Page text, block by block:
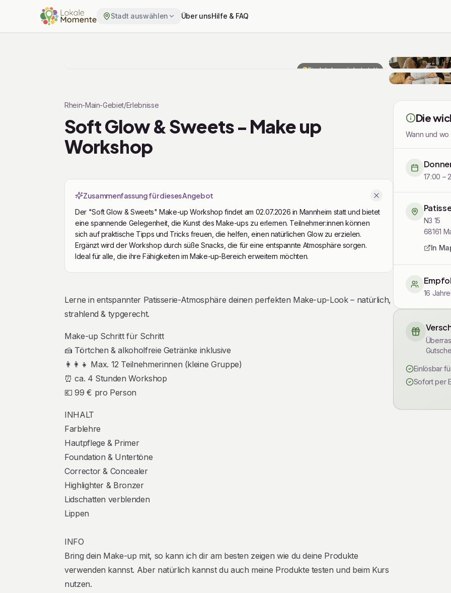
Stadt auswählen Über unsHilfe & FAQ
Findet demnächst statt
Rhein-Main-Gebiet/Erlebnisse
Soft Glow & Sweets - Make up
Workshop
Zusammenfassung für dieses Angebot
Der "Soft Glow & Sweets" Make-up Workshop findet am 02.07.2026 in Mannheim statt und bietet
eine spannende Gelegenheit, die Kunst des Make-ups zu erlernen. Teilnehmer:innen können
sich auf praktische Tipps und Tricks freuen, die helfen, einen natürlichen Glow zu erzielen.
Ergänzt wird der Workshop durch süße Snacks, die für eine entspannte Atmosphäre sorgen.
Ideal für alle, die ihre Fähigkeiten im Make-up-Bereich erweitern möchten.
Beschreibung
Lerne in entspannter Patisserie-Atmosphäre deinen perfekten Make-up-Look – natürlich,
strahlend & typgerecht.
Make-up Schritt für Schritt
🍰 Törtchen & alkoholfreie Getränke inklusive
👩‍👩‍👧 Max. 12 Teilnehmerinnen (kleine Gruppe)
⏰ ca. 4 Stunden Workshop
💶 99 € pro Person
INHALT
Farblehre
Hautpflege & Primer
Foundation & Untertöne
Corrector & Concealer
Highlighter & Bronzer
Lidschatten verblenden
Lippen
INFO
Bring dein Make-up mit, so kann ich dir am besten zeigen wie du deine Produkte
verwenden kannst. Aber natürlich kannst du auch meine Produkte testen und beim Kurs
nutzen.
Die
Wann und wo
17:00 –
N3 15
68161
In
16
Einlösbar
Sofort per